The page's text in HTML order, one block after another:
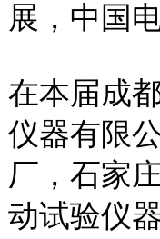
展，中国
在本届成
仪器有限
厂，石家
动试验仪